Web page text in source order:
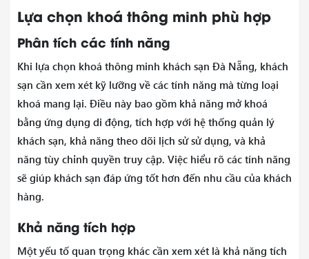
Lựa chọn khoá thông minh phù hợp
Phân tích các tính năng
Khi lựa chọn khoá thông minh khách sạn Đà Nẵng, khách
sạn cần xem xét kỹ lưỡng về các tính năng mà từng loại
khoá mang lại. Điều này bao gồm khả năng mở khoá
bằng ứng dụng di động, tích hợp với hệ thống quản lý
khách sạn, khả năng theo dõi lịch sử sử dụng, và khả
năng tùy chỉnh quyền truy cập. Việc hiểu rõ các tính năng
sẽ giúp khách sạn đáp ứng tốt hơn đến nhu cầu của khách
hàng.
Khả năng tích hợp
Một yếu tố quan trọng khác cần xem xét là khả năng tích